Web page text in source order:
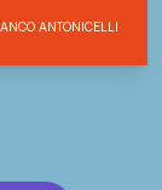
ANTONICELLI